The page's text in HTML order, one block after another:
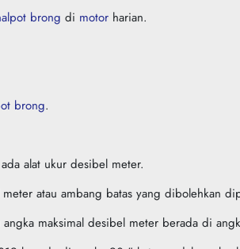
brong di motor harian.
brong.
alat ukur desibel meter.
atau ambang batas yang dibolehkan
angka maksimal desibel meter berada di